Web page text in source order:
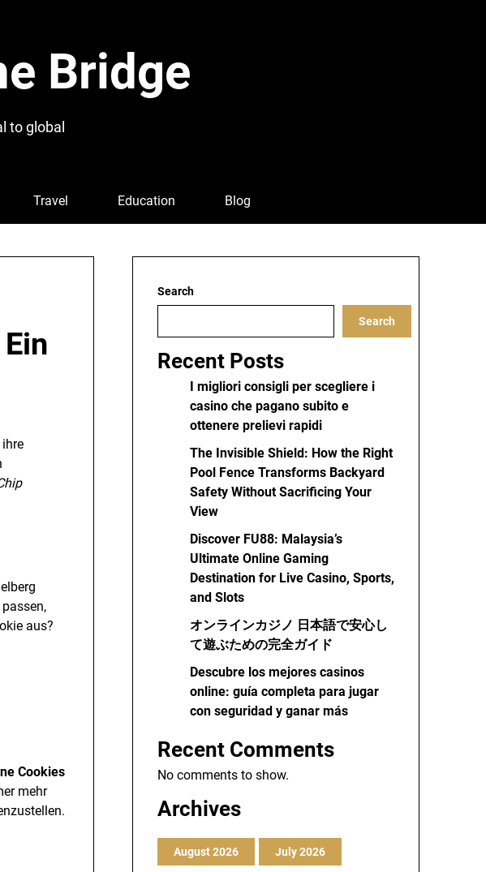
Bridge
to global
Travel Education Blog
aus?
Cookies
mehr
Search
Search
Recent Posts
I migliori consigli per scegliere i
casino che pagano subito e
ottenere prelievi rapidi
The Invisible Shield: How the Right
Pool Fence Transforms Backyard
Safety Without Sacrificing Your
View
Discover FU88: Malaysia’s
Ultimate Online Gaming
Destination for Live Casino, Sports,
and Slots
オンラインカジノ 日本語で安心し
て遊ぶための完全ガイド
Descubre los mejores casinos
online: guía completa para jugar
con seguridad y ganar más
Recent Comments
No comments to show.
Archives
August 2026 July 2026